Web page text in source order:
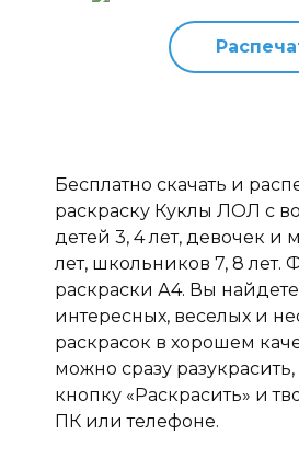
Бесплатно скачать и
раскраску Куклы ЛОЛ с
детей 3, 4 лет, девочек и
лет, школьников 7, 8 лет.
раскраски А4. Вы
интересных, веселых и
раскрасок в хорошем
можно сразу
кнопку «Раскрасить» и
ПК или телефоне.